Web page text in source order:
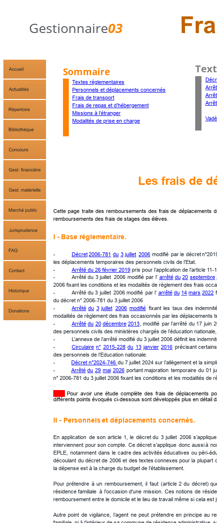
Gestionnaire03
Les frais de
Cette page traite des remboursements des frais de déplacements
remboursements des frais de stages des élèves.
I - Base réglementaire.
- Décret2006-781 du 3 juillet 2006 modifié par le décret
les déplacements temporaires des personnels civils de l’Etat.
-
Arrêté du 26 février 2019 pris pour l’application de l’article
-
Arrêté du 3 juillet 2006 modifié par l’ arrêté du 20 septembre
2006 fixant les conditions et les modalités de règlement des frais
-
Arrêté du 3 juillet 2006 modifié par l’ arrêté du 14 mars 2022
du décret n° 2006-781 du 3 juillet 2006
-
Arrêté du 3 juillet 2006 modifié fixant les taux des
modalités de règlement des frais occasionnés par les déplacements
-
Arrêté du 20 décembre 2013, modifié par l’arrêté du 17 juin
des personnels civils des ministères chargés de l’éducation
-
L’annexe de l’arrêté modifié du 3 juillet 2006 définit les
-
Circulaire n° 2015-228 du 13 janvier 2016 précisant certains
des personnels de l’Education nationale.
- Décret n°2024-746 du 7 juillet 2024 sur l’allègement et la
-
Arrêté du 29 mai 2026 portant majoration temporaire du 01
n° 2006-781 du 3 juillet 2006 fixant les conditions et les modalités
Pour avoir une étude complète des frais de déplacements
différents points évoqués ci-dessous sont développés plus en détail
II - Personnels et déplacements concernés.
En application de son article 1, le décret du 3 juillet 2006 s’applique
interviennent pour son compte. Ce décret s’applique donc aussi à
EPLE, notamment dans le cadre des activités éducatives ou péri-
découlant du décret de 2006 et des textes connexes pour la plupart
la dépense est à la charge du budget de l’établissement.
Pour prétendre à un remboursement, il faut (article 2 du décret)
résidence familiale à l'occasion d'une mission. Ces notions de
remboursement entre le domicile et le lieu de travail même si cela
Autre point de vigilance, l’agent ne peut prétendre en principe au
Textes réglementaires
Personnels et déplacements concernés
Frais de transport
Frais de repas et d’hébergement
Missions à l’étranger
Modalités de prise en charge
Sommaire